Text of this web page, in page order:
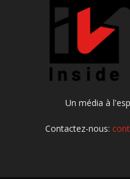
Un média à
Contactez-nous: